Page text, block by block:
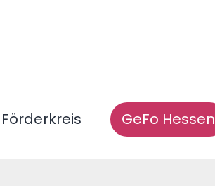
Förderkreis GeFo Hessen